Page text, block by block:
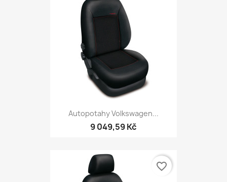
Autopotahy Volkswagen...
9 049,59 Kč
favorite_border